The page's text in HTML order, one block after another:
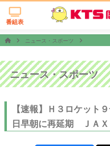
番組表
ニュース・スポーツ
ニュース・スポーツ
【速報】Ｈ３ロケット
日早朝に再延期 ＪＡＸ